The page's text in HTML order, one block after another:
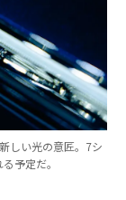
しい光の意匠。7シ
予定だ。